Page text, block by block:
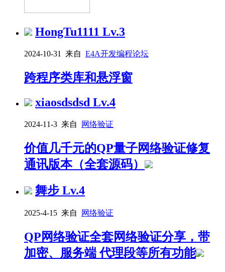
HongTu1111 Lv.3
2024-10-31 来自 E4A开发编程论坛
跨程序类库和悬浮窗
xiaosdsdsd Lv.4
2024-11-3 来自 网络验证
价值几千元的QP量子网络验证修复
通讯版本（全套源码）
舞步 Lv.4
2025-4-15 来自 网络验证
QP网络验证全套网络验证分享，带
加密、服务端 代理段等所有功能